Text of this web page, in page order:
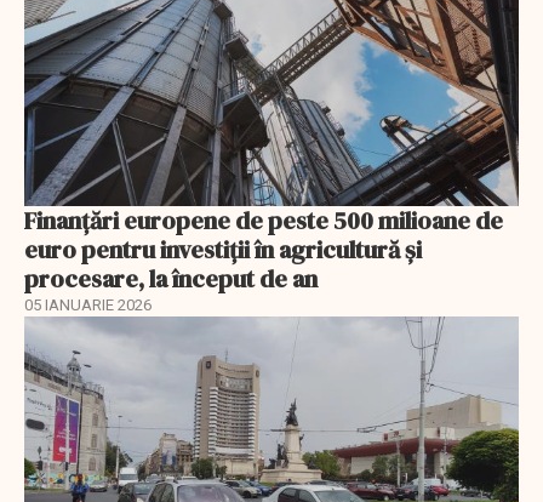
Finanţări europene de peste 500 milioane de
euro pentru investiţii în agricultură şi
procesare, la început de an
05 IANUARIE 2026